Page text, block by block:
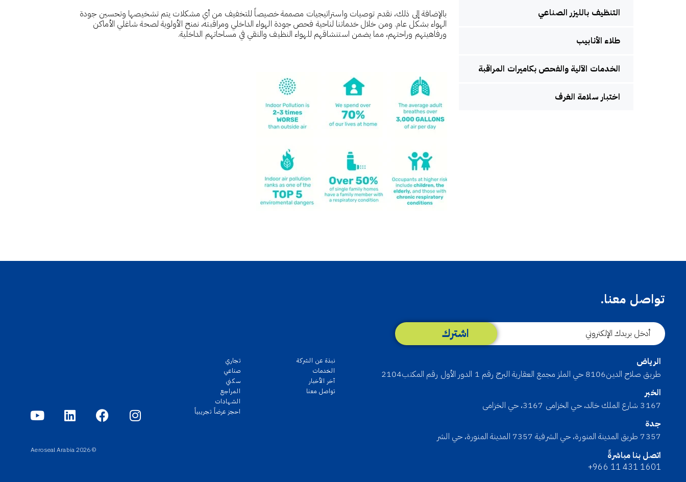
التنظيف بالليزر الصناعي
طلاء الأنابيب
الخدمات الآلية والفحص بكاميرات المراقبة
اختبار سلامة الغرف
بالإضافة إلى ذلك، نقدم توصيات واستراتيجيات مصممة خصيصاً للتخفيف من أي مشكلات يتم تشخيصها وتحسين جودة
الهواء بشكل عام. ومن خلال خدماتنا لناحية فحص جودة الهواء الداخلي ومراقبته، نمنح الأولوية لصحة شاغلي الأماكن
ورفاهيتهم وراحتهم، مما يضمن استنشاقهم للهواء النظيف والنقي في مساحاتهم الداخلية.
تواصل معنا.
اشترك
الرياض
طريق صلاح الدين8106 حي الملز مجمع العقارية البرج رقم 1 الدور الأول رقم المكتب2104
الخبر
3167 شارع الملك خالد، حي الخزامى 3167، حي الخزامى
جدة
7357 طريق المدينة المنورة، حي الشرفية 7357 المدينة المنورة، حي الشر
اتصل بنا مباشرةً
+966 11 431 1601
نبذة عن الشركة
الخدمات
آخر الأخبار
تواصل معنا
تجاري
صناعي
سكني
المراجع
الشهادات
احجز عرضاً تجريبياً
© 2026 Aeroseal Arabia